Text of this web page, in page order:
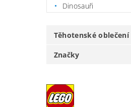
Dinosauři
Těhotenské oblečení
Značky